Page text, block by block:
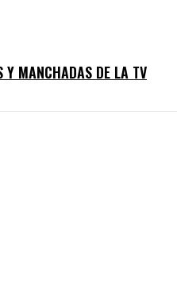
Y MANCHADAS DE LA TV